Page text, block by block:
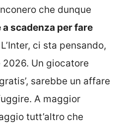
che dunque
scadenza per fare
ci sta pensando,
2026. Un giocatore
sarebbe un affare
A maggior
tutt’altro che